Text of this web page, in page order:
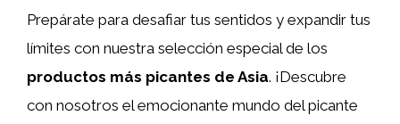
Prepárate para desafiar tus sentidos y expandir tus
límites con nuestra selección especial de los
productos más picantes de Asia. ¡Descubre
con nosotros el emocionante mundo del picante